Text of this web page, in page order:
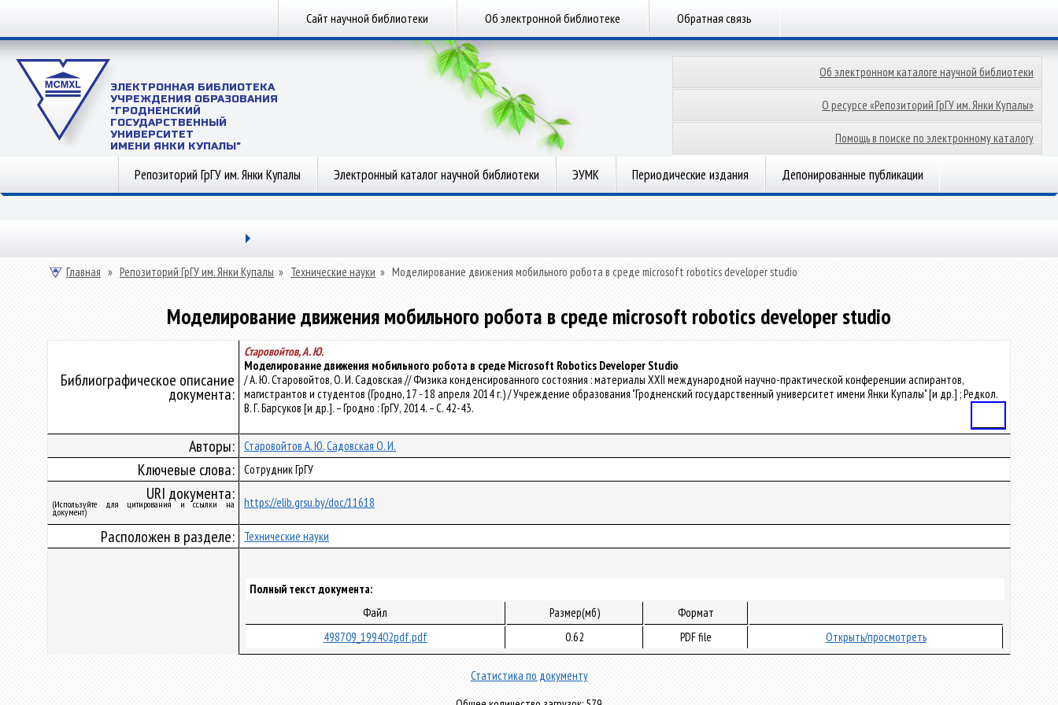
Сайт научной библиотеки Об электронной библиотеке Обратная связь
ЭЛЕКТРОННАЯ БИБЛИОТЕКА
УЧРЕЖДЕНИЯ ОБРАЗОВАНИЯ
"ГРОДНЕНСКИЙ
ГОСУДАРСТВЕННЫЙ
УНИВЕРСИТЕТ
ИМЕНИ ЯНКИ КУПАЛЫ"
Об электронном каталоге научной библиотеки
О ресурсе «Репозиторий ГрГУ им. Янки Купалы»
Помощь в поиске по электронному каталогу
Репозиторий ГрГУ им. Янки Купалы Электронный каталог научной библиотеки ЭУМК Периодические издания Депонированные публикации
Главная » Репозиторий ГрГУ им. Янки Купалы » Технические науки » Моделирование движения мобильного робота в среде microsoft robotics developer studio
Моделирование движения мобильного робота в среде microsoft robotics developer studio
Библиографическое описание
документа:
Старовойтов, А. Ю.
Моделирование движения мобильного робота в среде Microsoft Robotics Developer Studio
/ А. Ю. Старовойтов, О. И. Садовская // Физика конденсированного состояния : материалы ХXII международной научно-практической конференции аспирантов,
магистрантов и студентов (Гродно, 17 - 18 апреля 2014 г.) / Учреждение образования "Гродненский государственный университет имени Янки Купалы" [и др.] ; Редкол.
В. Г. Барсуков [и др.]. – Гродно : ГрГУ, 2014. – С. 42-43.
Авторы: Старовойтов А. Ю.Садовская О. И.
Ключевые слова: Сотрудник ГрГУ
URI документа:
(Используйте для цитирования и ссылки на
документ)
https://elib.grsu.by/doc/11618
Расположен в разделе: Технические науки
Полный текст документа:
Файл
Размер(мб)
Формат
498709_199402pdf.pdf
0.62 PDF file Открыть/просмотреть
Статистика по документу